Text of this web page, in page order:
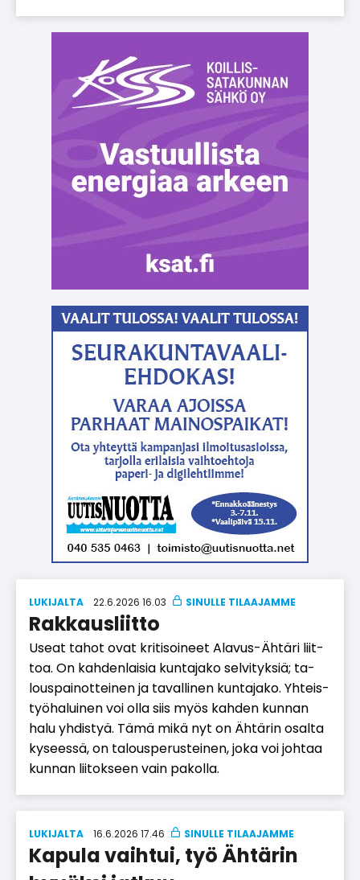
LUKIJALTA 22.6.2026 16.03
Rakkausliitto
Use­at ta­hot ovat kri­ti­soi­neet Ala­vus-Äh­tä­ri liit­
toa. On kah­den­lai­sia kun­ta­ja­ko sel­vi­tyk­siä; ta­
lous­pai­not­tei­nen ja ta­val­li­nen kun­ta­ja­ko. Yh­teis­
työ­ha­lui­nen voi ol­la siis myös kah­den kun­nan
halu yh­dis­tyä. Tämä mikä nyt on Äh­tä­rin osal­ta
ky­sees­sä, on ta­lous­pe­rus­tei­nen, joka voi joh­taa
kun­nan lii­tok­seen vain pa­kol­la.
LUKIJALTA 16.6.2026 17.46
Kapula vaihtui, työ Ähtärin